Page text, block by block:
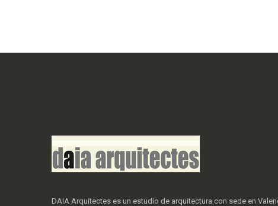
DAIA Arquitectes es un estudio de arquitectura con sede en